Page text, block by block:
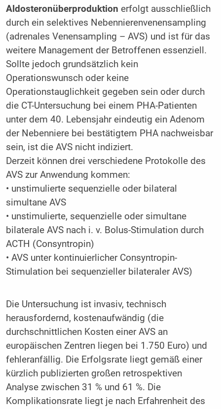
Aldosteronüberproduktion erfolgt ausschließlich
durch ein selektives Nebennierenvenensampling
(adrenales Venensampling – AVS) und ist für das
weitere Management der Betroffenen essenziell.
Sollte jedoch grundsätzlich kein
Operationswunsch oder keine
Operationstauglichkeit gegeben sein oder durch
die CT-Untersuchung bei einem PHA-Patienten
unter dem 40. Lebensjahr eindeutig ein Adenom
der Nebenniere bei bestätigtem PHA nachweisbar
sein, ist die AVS nicht indiziert.
Derzeit können drei verschiedene Protokolle des
AVS zur Anwendung kommen:
• unstimulierte sequenzielle oder bilateral
simultane AVS
• unstimulierte, sequenzielle oder simultane
bilaterale AVS nach i. v. Bolus-Stimulation durch
ACTH (Consyntropin)
• AVS unter kontinuierlicher Consyntropin-
Stimulation bei sequenzieller bilateraler AVS)
Die Untersuchung ist invasiv, technisch
herausfordernd, kostenaufwändig (die
durchschnittlichen Kosten einer AVS an
europäischen Zentren liegen bei 1.750 Euro) und
fehleranfällig. Die Erfolgsrate liegt gemäß einer
kürzlich publizierten großen retrospektiven
Analyse zwischen 31 % und 61 %. Die
Komplikationsrate liegt je nach Erfahrenheit des